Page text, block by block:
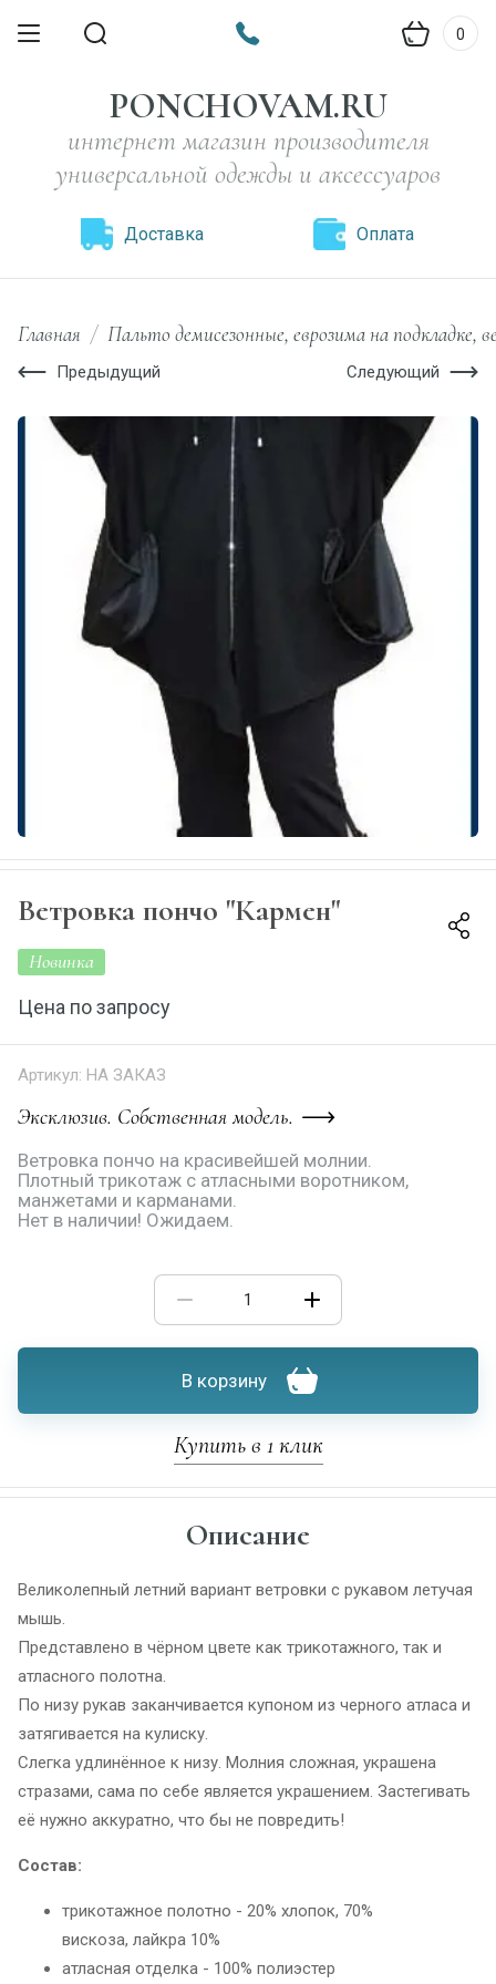
0
PONCHOVAM.RU
интернет магазин производителя
универсальной одежды и аксессуаров
Доставка Оплата
Главная / Пальто демисезонные, еврозима на подкладке,
Предыдущий Следующий
Ветровка пончо "Кармен"
Новинка
Цена по запросу
Артикул: НА ЗАКАЗ
Эксклюзив. Собственная модель.
Ветровка пончо на красивейшей молнии.
Плотный трикотаж с атласными воротником,
манжетами и карманами.
Нет в наличии! Ожидаем.
В корзину
Купить в 1 клик
Описание
Великолепный летний вариант ветровки с рукавом летучая
мышь.
Представлено в чёрном цвете как трикотажного, так и
атласного полотна.
По низу рукав заканчивается купоном из черного атласа и
затягивается на кулиску.
Слегка удлинённое к низу. Молния сложная, украшена
стразами, сама по себе является украшением. Застегивать
её нужно аккуратно, что бы не повредить!
Состав:
трикотажное полотно - 20% хлопок, 70%
вискоза, лайкра 10%
атласная отделка - 100% полиэстер